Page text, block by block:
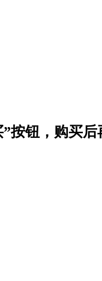
按钮，购买